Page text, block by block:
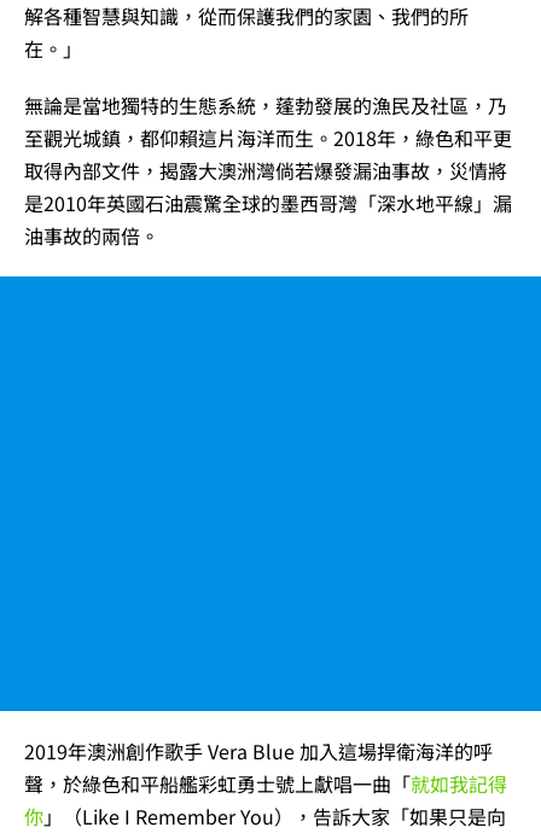
解各種智慧與知識，從而保護我們的家園、我們的所
在。」
無論是當地獨特的生態系統，蓬勃發展的漁民及社區，乃
至觀光城鎮，都仰賴這片海洋而生。2018年，綠色和平更
取得內部文件，揭露大澳洲灣倘若爆發漏油事故，災情將
是2010年英國石油震驚全球的墨西哥灣「深水地平線」漏
油事故的兩倍。
2019年澳洲創作歌手 Vera Blue 加入這場捍衛海洋的呼
聲，於綠色和平船艦彩虹勇士號上獻唱一曲「就如我記得
你」（Like I Remember You）， 告訴大家「如果只是向